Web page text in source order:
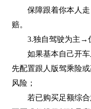
保障跟着你本人
赔。
3.独自驾驶为主→
如果基本自己开
先配置跟人版驾乘险
风险；
若已购买足额综